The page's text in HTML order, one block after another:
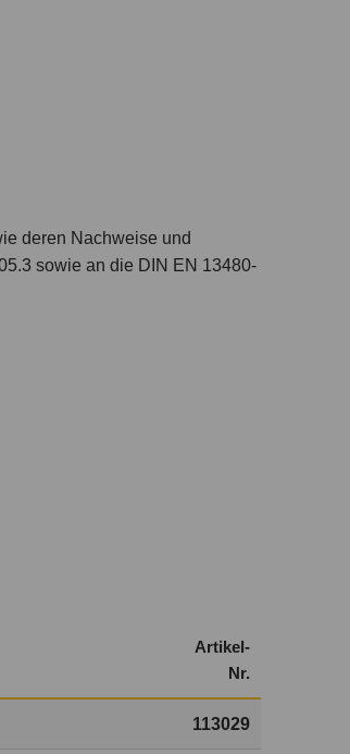
deren Nachweise und
sowie an die DIN EN 13480-
Artikel-
Nr.
113029